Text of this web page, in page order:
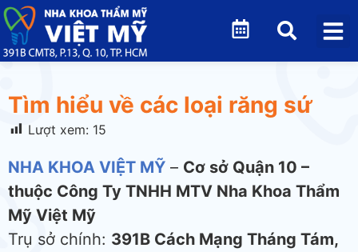
Tìm hiểu về các loại răng sứ
Lượt xem: 15
NHA KHOA VIỆT MỸ – Cơ sở Quận 10 –
thuộc Công Ty TNHH MTV Nha Khoa Thẩm
Mỹ Việt Mỹ
Trụ sở chính: 391B Cách Mạng Tháng Tám,